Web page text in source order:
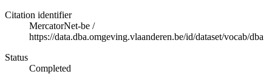
Citation identifier
MercatorNet-be /
https://data.dba.omgeving.vlaanderen.be/id/dataset/vocab/dba
Status
Completed